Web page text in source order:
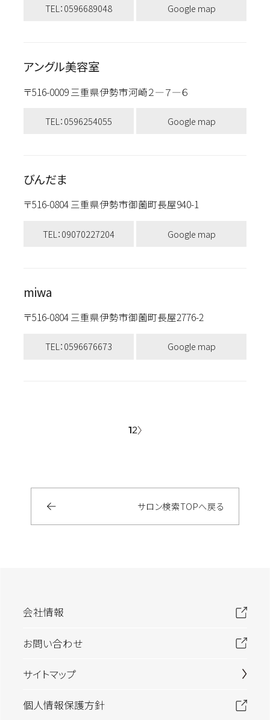
TEL：0596689048 Google map
アングル美容室
〒516-0009 三重県伊勢市河崎２―７―６
TEL：0596254055 Google map
びんだま
〒516-0804 三重県伊勢市御薗町長屋940-1
TEL：09070227204 Google map
miwa
〒516-0804 三重県伊勢市御薗町長屋2776-2
TEL：0596676673 Google map
12
サロン検索TOPへ戻る
会社情報
お問い合わせ
サイトマップ
個人情報保護方針